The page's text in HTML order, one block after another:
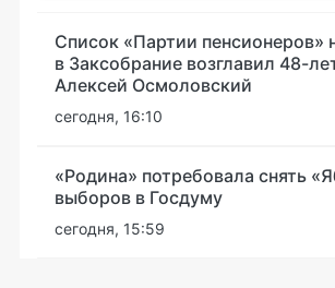
Список «Партии пенсионеров»
в Заксобрание возглавил 48-
Алексей Осмоловский
сегодня, 16:10
«Родина» потребовала снять
выборов в Госдуму
сегодня, 15:59